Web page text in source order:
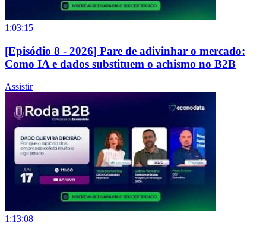
1:03:15
[Episódio 8 - 2026] Pare de adivinhar o mercado:
Como IA e dados substituem o achismo no B2B
Assistir
1:13:08